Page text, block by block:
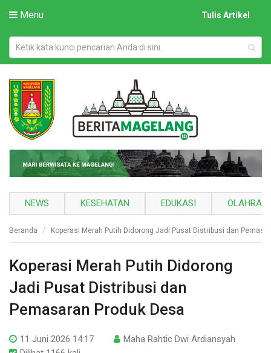
Menu Tulis Artikel
NEWS KESEHATAN EDUKASI
Beranda Koperasi Merah Putih Didorong Jadi Pusat Distribusi dan
Koperasi Merah Putih Didorong
Jadi Pusat Distribusi dan
Pemasaran Produk Desa
11 Juni 2026 14:17
Maha Rahtic Dwi Ardiansyah